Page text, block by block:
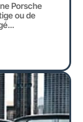
Porsche
ou de
…